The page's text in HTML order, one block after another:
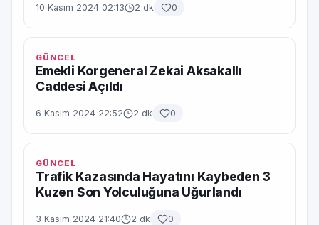
10 Kasım 2024 02:13 2 dk 0
GÜNCEL
Emekli Korgeneral Zekai Aksakallı
Caddesi Açıldı
6 Kasım 2024 22:52 2 dk 0
GÜNCEL
Trafik Kazasında Hayatını Kaybeden 3
Kuzen Son Yolculuğuna Uğurlandı
3 Kasım 2024 21:40 2 dk 0